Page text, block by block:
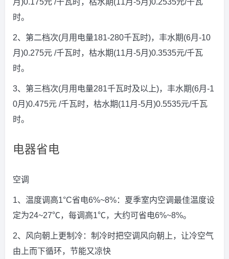
月)0.175元 /千瓦时，枯水期(11月-5月)0.2535元/千瓦
时。
2、第二档次(月用电量181-280千瓦时)，丰水期(6月-10
月)0.275元 /千瓦时，枯水期(11月-5月)0.3535元/千瓦
时。
3、第三档次(月用电量281千瓦时及以上)，丰水期(6月-1
0月)0.475元 /千瓦时，枯水期(11月-5月)0.5535元/千瓦
时。
电器省电
空调
1、温度调高1°C省电6%~8%：夏季室内空调最佳温度设
定为24~27℃，每调高1℃，大约可省电6%~8%。
2、风向朝上更制冷：制冷时把空调风向朝上，让冷空气
由上而下循环，节能又凉快